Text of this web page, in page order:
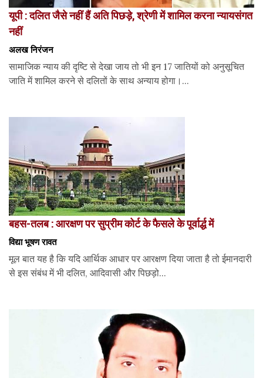
यूपी : दलित जैसे नहीं हैं अति पिछड़े, श्रेणी में शामिल करना न्यायसंगत
नहीं
अलख निरंजन
सामाजिक न्याय की दृष्टि से देखा जाय तो भी इन 17 जातियों को अनुसूचित
जाति में शामिल करने से दलितों के साथ अन्याय होगा।...
बहस-तलब : आरक्षण पर सुप्रीम कोर्ट के फैसले के पूर्वार्द्ध में
विद्या भूषण रावत
मूल बात यह है कि यदि आर्थिक आधार पर आरक्षण दिया जाता है तो ईमानदारी
से इस संबंध में भी दलित, आदिवासी और पिछड़ो...